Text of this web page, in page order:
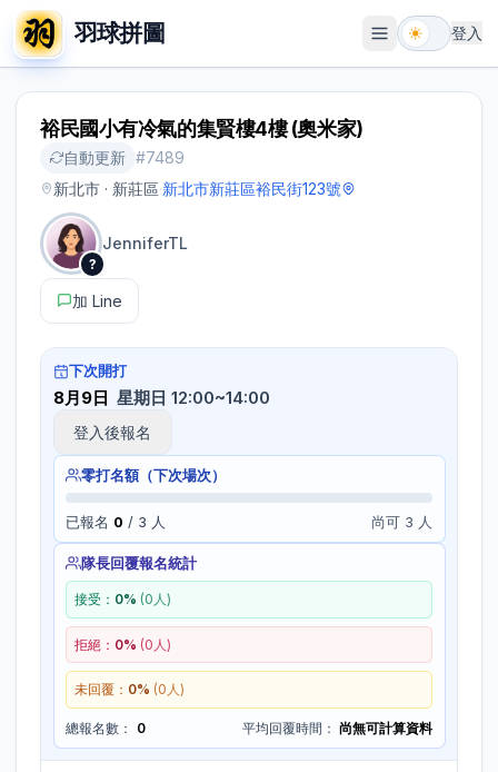
羽球拼圖 開啟選單
登入
裕民國小有冷氣的集賢樓4樓 (奧米家)
自動更新 #7489
新北市 · 新莊區·新北市新莊區裕民街123號
?
JenniferTL
加 Line
下次開打
8月9日 星期日 12:00~14:00
登入後報名
零打名額（下次場次）
已報名 0 / 3 人 尚可 3 人
隊長回覆報名統計
接受： 0% (0 人)
拒絕： 0% (0 人)
未回覆： 0% (0 人)
總報名數： 0 平均回覆時間： 尚無可計算資料